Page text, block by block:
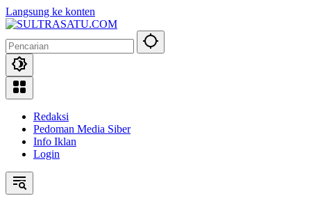
Langsung ke konten
Redaksi
Pedoman Media Siber
Info Iklan
Login